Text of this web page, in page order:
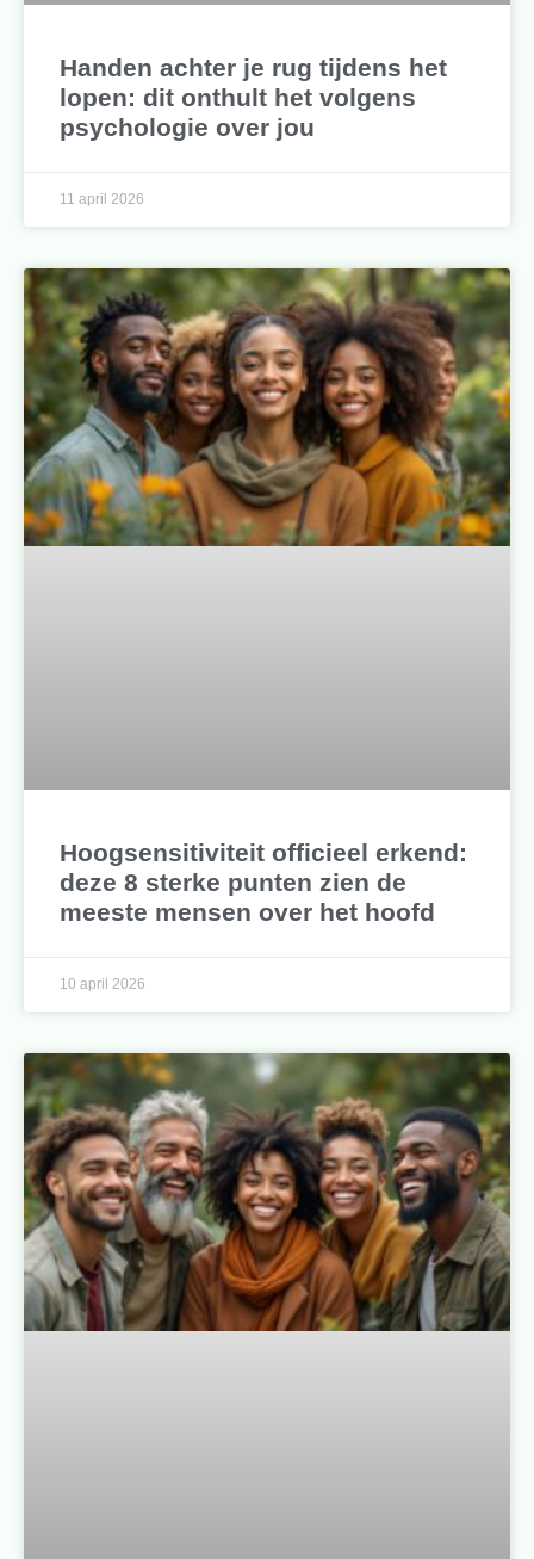
Handen achter je rug tijdens het
lopen: dit onthult het volgens
psychologie over jou
11 april 2026
Hoogsensitiviteit officieel erkend:
deze 8 sterke punten zien de
meeste mensen over het hoofd
10 april 2026